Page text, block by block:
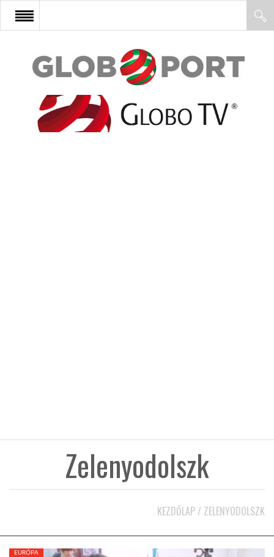
FŐOLDAL
AFRIKA
HÍR3D
Zelenyodolszk
KEZDŐLAP / ZELENYODOLSZK
EURÓPA